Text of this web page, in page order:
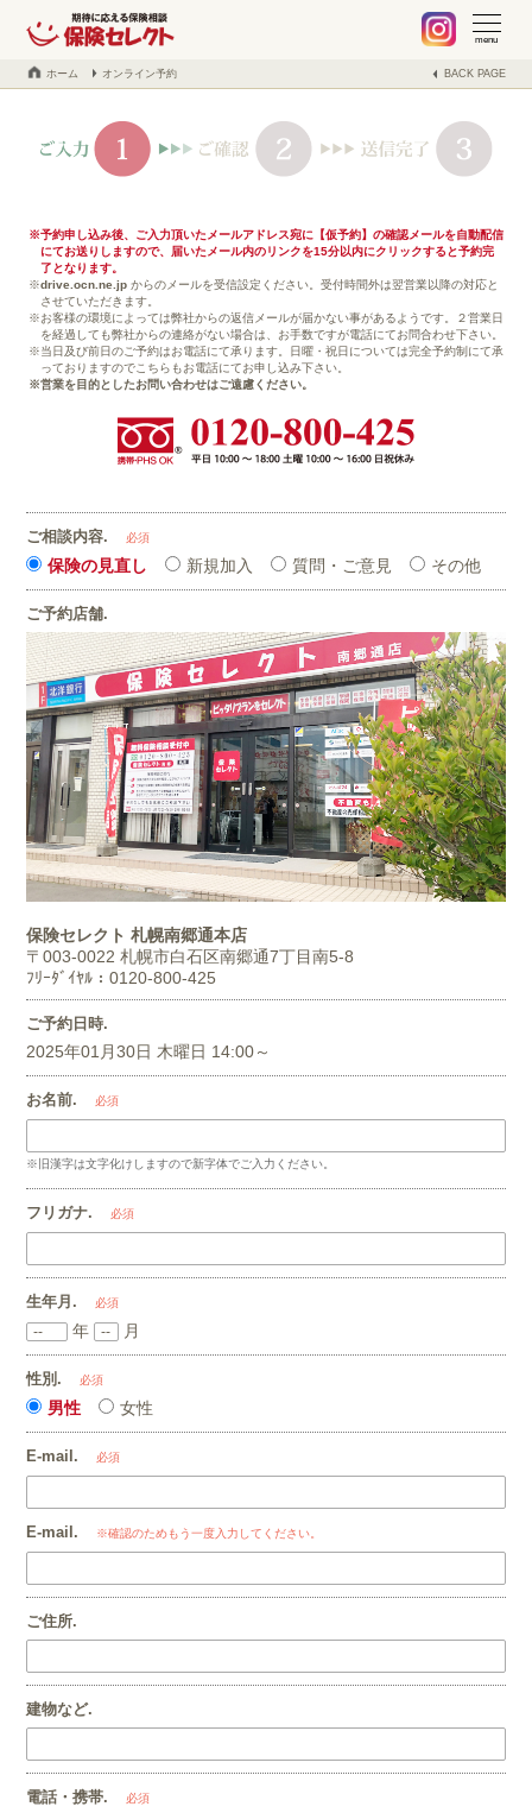
札幌 保険の不安や疑問、お気軽に何でもご相談ください。保険見
当社でご契約中のお客様へ
取扱保険会社
会社案内
不動産事業の紹介
ブログ
menu
ホーム オンライン予約 BACK PAGE
予約申し込み後、ご入力頂いたメールアドレス宛に【仮予約】の確認メールを自動配信
にてお送りしますので、届いたメール内のリンクを15分以内にクリックすると予約完
了となります。
drive.ocn.ne.jp からのメールを受信設定ください。受付時間外は翌営業以降の対応と
させていただきます。
お客様の環境によっては弊社からの返信メールが届かない事があるようです。２営業日
を経過しても弊社からの連絡がない場合は、お手数ですが電話にてお問合わせ下さい。
当日及び前日のご予約はお電話にて承ります。日曜・祝日については完全予約制にて承
っておりますのでこちらもお電話にてお申し込み下さい。
営業を目的としたお問い合わせはご遠慮ください。
ご相談内容. 必須
保険の見直し 新規加入 質問・ご意見 その他
ご予約店舗.
保険セレクト 札幌南郷通本店
〒003-0022札幌市白石区南郷通7丁目南5-8
ﾌﾘｰﾀﾞｲﾔﾙ：0120-800-425
ご予約日時.
2025年01月30日 木曜日 14:00～
お名前. 必須
※旧漢字は文字化けしますので新字体でご入力ください。
フリガナ. 必須
生年月. 必須
年 月
性別. 必須
男性 女性
E-mail. 必須
E-mail. ※確認のためもう一度入力してください。
ご住所.
建物など.
電話・携帯. 必須